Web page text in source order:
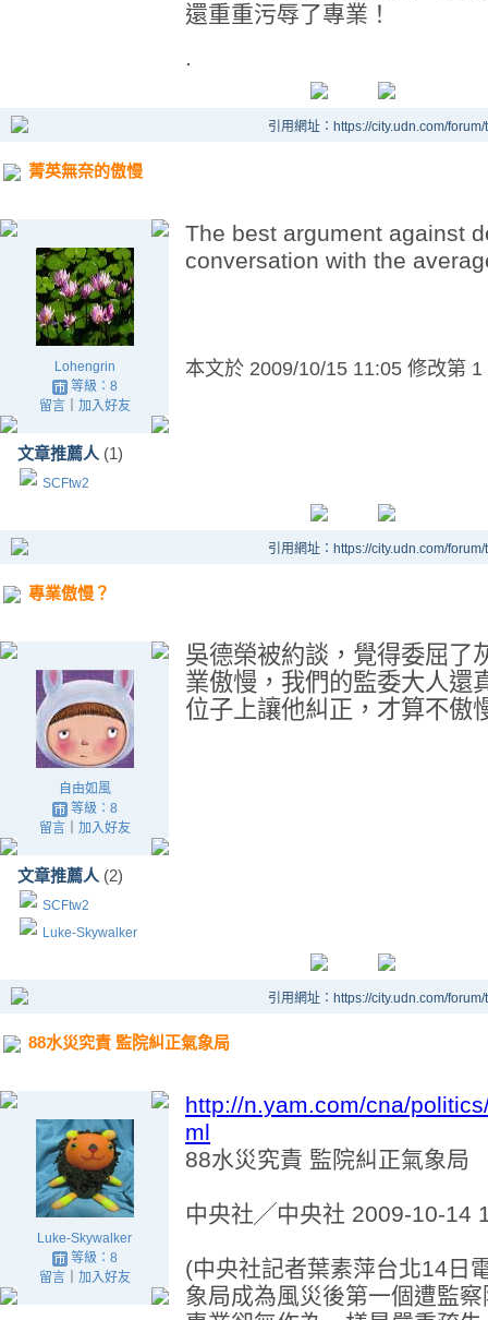
還重重污辱了專業！
.
引用網址：https://city.udn.com/
菁英無奈的傲慢
Lohengrin
等級：8
留言｜ 加入好友
文章推薦人 (1)
SCFtw2
The best argument against
conversation with the
本文於 2009/10/15 11:05 修改第 1
引用網址：https://city.udn.com/
專業傲慢？
自由如風
等級：8
留言｜ 加入好友
文章推薦人 (2)
SCFtw2
Luke-Skywalker
吳德榮被約談，覺得委屈了
業傲慢，我們的監委大人還
位子上讓他糾正，才算不傲
引用網址：https://city.udn.com/
88水災究責 監院糾正氣象局
Luke-Skywalker
等級：8
留言｜ 加入好友
http://n.yam.com/cna/
ml
88水災究責 監院糾正氣象
中央社╱中央社 2009-10-14
(中央社記者葉素萍台北14日
象局成為風災後第一個遭監